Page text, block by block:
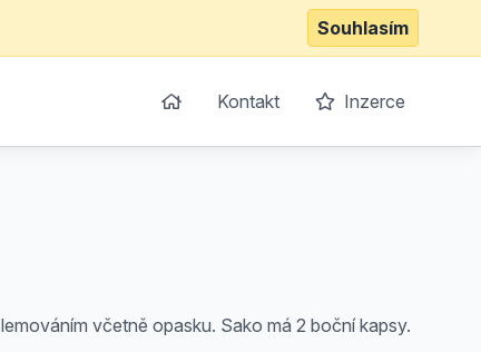
Souhlasím
Kontakt Inzerce
včetně opasku. Sako má 2 boční kapsy.